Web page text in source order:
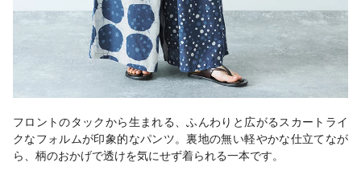
フロントのタックから生まれる、ふんわりと広がるスカートライ
クなフォルムが印象的なパンツ。裏地の無い軽やかな仕立てなが
ら、柄のおかげで透けを気にせず着られる一本です。